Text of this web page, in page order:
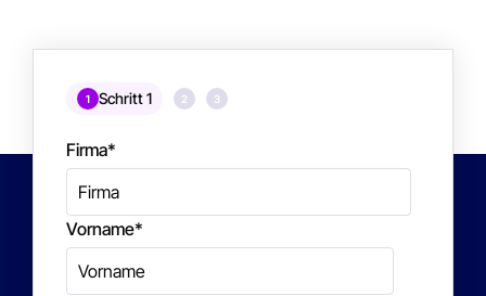
1 Schritt 1 2 3
Firma*
Vorname*